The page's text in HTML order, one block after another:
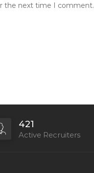
the next time I comment.
421
Active Recruiters